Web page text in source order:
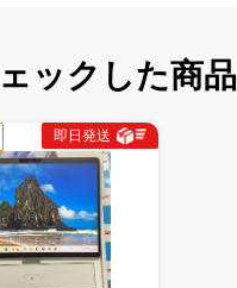
ックした商品
即日発送